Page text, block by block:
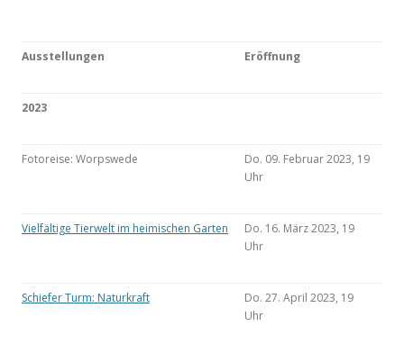
Ausstellungen Eröffnung
2023
Fotoreise: Worpswede
Do. 09. Februar 2023, 19
Uhr
Vielfältige Tierwelt im heimischen Garten
Do. 16. März 2023, 19
Uhr
Schiefer Turm: Naturkraft
Do. 27. April 2023, 19
Uhr